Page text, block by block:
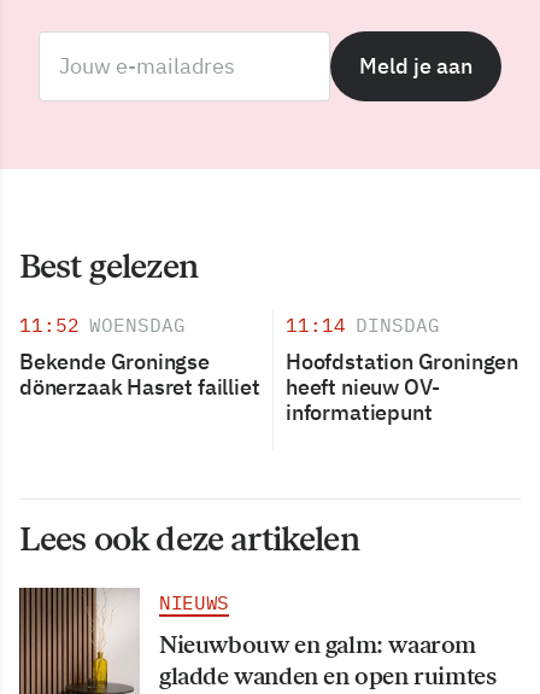
Meld je aan
Best gelezen
11:52 WOENSDAG
Bekende Groningse
dönerzaak Hasret failliet
11:14 DINSDAG
Hoofdstation Groningen
heeft nieuw OV-
informatiepunt
Lees ook deze artikelen
NIEUWS
Nieuwbouw en galm: waarom
gladde wanden en open ruimtes